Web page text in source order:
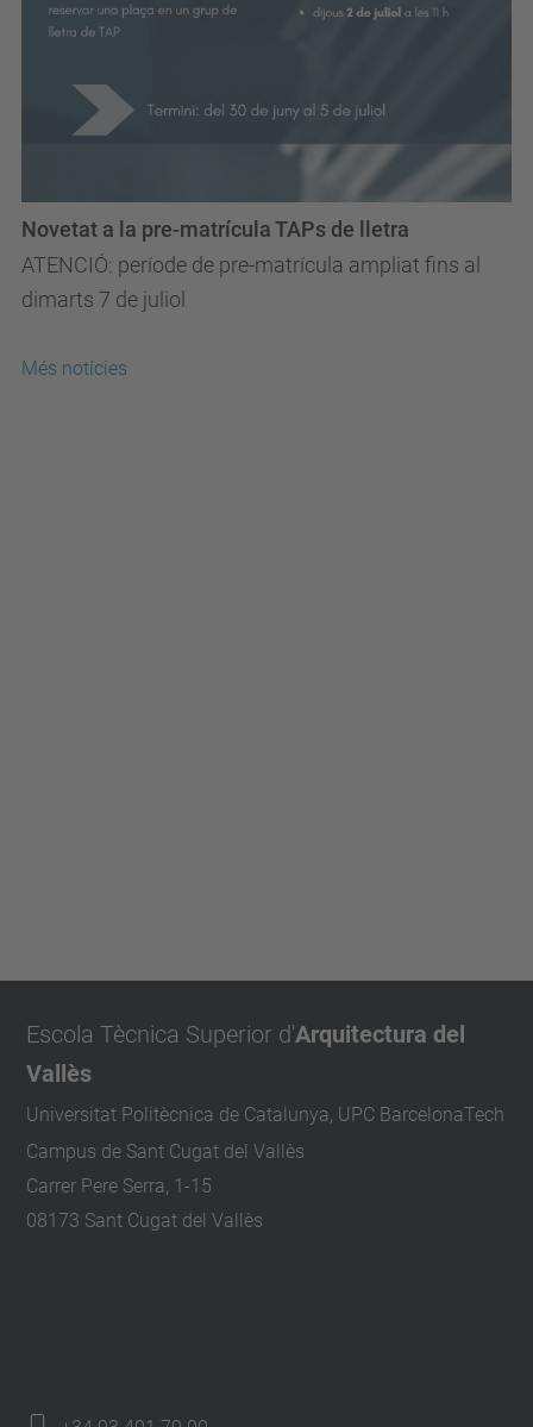
ATENCIÓ: període de pre-matrícula ampliat fins al
dimarts 7 de juliol
Novetat a la pre-matrícula TAPs de lletra
Més notícies
Escola Tècnica Superior d'Arquitectura del
Vallès
Universitat Politècnica de Catalunya, UPC BarcelonaTech
Campus de Sant Cugat del Vallès
Carrer Pere Serra, 1-15
08173 Sant Cugat del Vallès